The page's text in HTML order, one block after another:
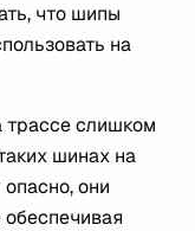
что шипы
на
слишком
шинах на
они
обеспечивая